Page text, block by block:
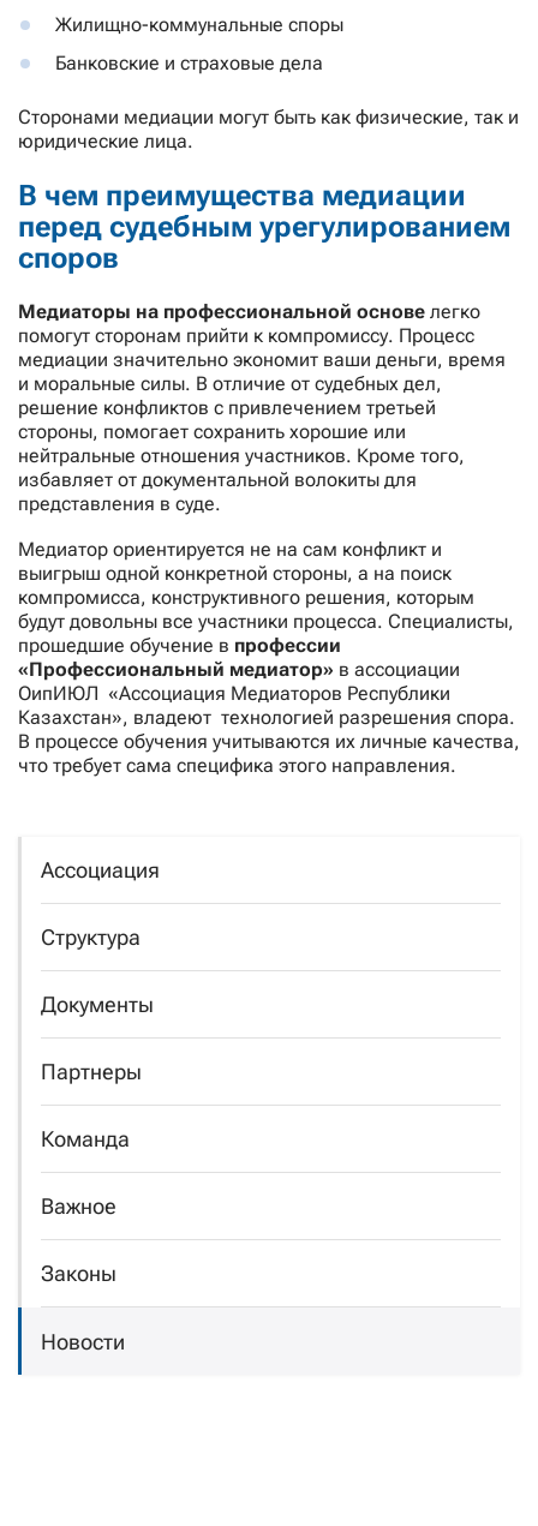
Ассоциация
Структура
Документы
Партнеры
Команда
Важное
Законы
Новости
Жилищно-коммунальные споры
Банковские и страховые дела
Сторонами медиации могут быть как физические, так и
юридические лица.
В чем преимущества медиации
перед судебным урегулированием
споров
Медиаторы на профессиональной основе легко
помогут сторонам прийти к компромиссу. Процесс
медиации значительно экономит ваши деньги, время
и моральные силы. В отличие от судебных дел,
решение конфликтов с привлечением третьей
стороны, помогает сохранить хорошие или
нейтральные отношения участников. Кроме того,
избавляет от документальной волокиты для
представления в суде.
Медиатор ориентируется не на сам конфликт и
выигрыш одной конкретной стороны, а на поиск
компромисса, конструктивного решения, которым
будут довольны все участники процесса. Специалисты,
прошедшие обучение в профессии
«Профессиональный медиатор» в ассоциации
ОипИЮЛ «Ассоциация Медиаторов Республики
Казахстан», владеют технологией разрешения спора.
В процессе обучения учитываются их личные качества,
что требует сама специфика этого направления.